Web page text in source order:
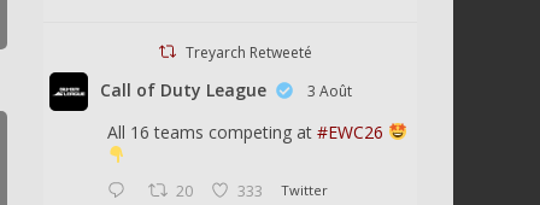
Treyarch Retweeté
Call of Duty League 3 Août
All 16 teams competing at #EWC26
20 333 Twitter